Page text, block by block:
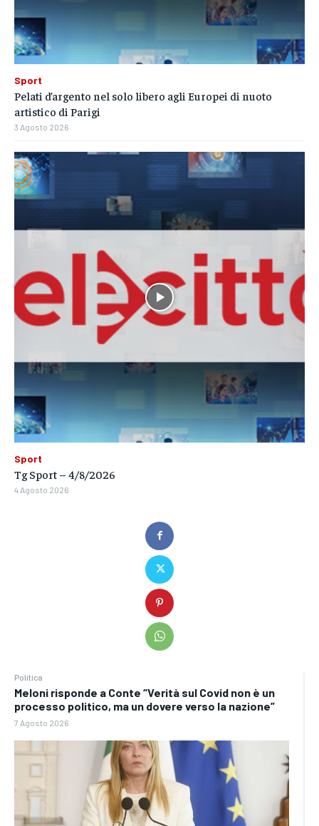
Politica
Meloni risponde a Conte “Verità sul Covid non è un
processo politico, ma un dovere verso la nazione”
7 Agosto 2026
Sport
Pelati d’argento nel solo libero agli Europei di nuoto
artistico di Parigi
3 Agosto 2026
Sport
Tg Sport – 4/8/2026
4 Agosto 2026